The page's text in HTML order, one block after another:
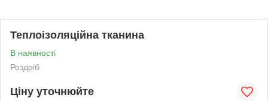
Теплоізоляційна тканина
В наявності
Роздріб
Ціну уточнюйте